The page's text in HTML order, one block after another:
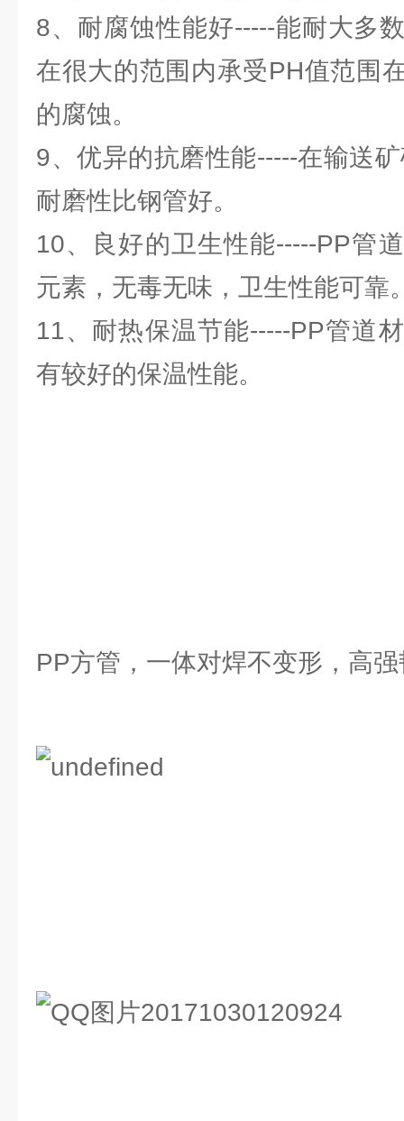
8、耐腐蚀性能好-----能耐大多
在很大的范围内承受PH值范围
的腐蚀。
9、优异的抗磨性能-----在输送
耐磨性比钢管好。
10、良好的卫生性能-----PP管
元素，无毒无味，卫生性能可靠
11、耐热保温节能-----PP管道
有较好的保温性能。
PP方管，一体对焊不变形，高